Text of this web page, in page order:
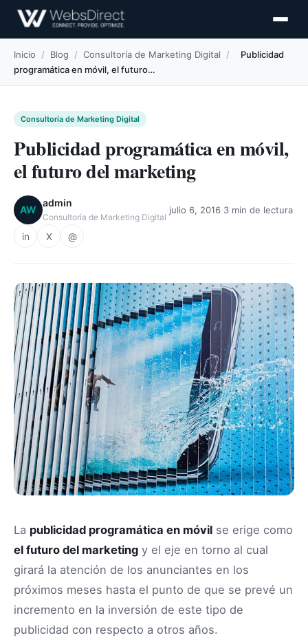
Inicio / Blog / Consultoría de Marketing Digital /
Publicidad
programática en móvil, el futuro…
Consultoría de Marketing Digital
Publicidad programática en móvil,
el futuro del marketing
AW
admin
Consultoría de Marketing Digital
julio 6, 2016 3 min de lectura
in X @
La publicidad programática en móvil se erige como
el futuro del marketing y el eje en torno al cual
girará la atención de los anunciantes en los
próximos meses hasta el punto de que se prevé un
incremento en la inversión de este tipo de
publicidad con respecto a otros años.